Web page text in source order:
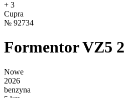
+ 3
Cupra
№ 92734
Formentor VZ5
Nowe
2026
benzyna